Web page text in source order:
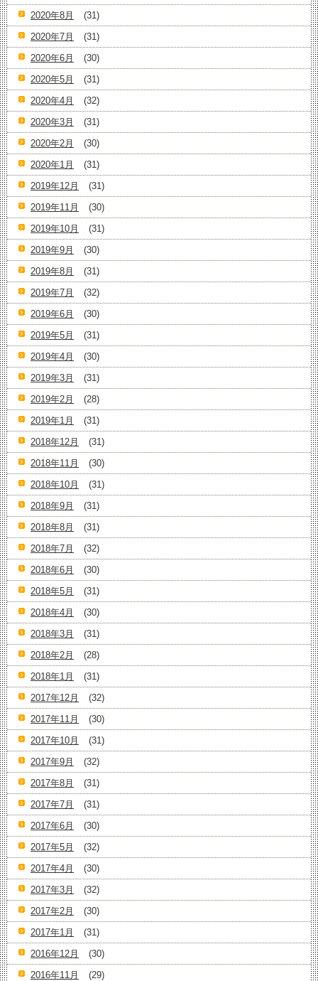
2020年8月
(31)
2020年7月
(31)
2020年6月
(30)
2020年5月
(31)
2020年4月
(32)
2020年3月
(31)
2020年2月
(30)
2020年1月
(31)
2019年12月
(31)
2019年11月
(30)
2019年10月
(31)
2019年9月
(30)
2019年8月
(31)
2019年7月
(32)
2019年6月
(30)
2019年5月
(31)
2019年4月
(30)
2019年3月
(31)
2019年2月
(28)
2019年1月
(31)
2018年12月
(31)
2018年11月
(30)
2018年10月
(31)
2018年9月
(31)
2018年8月
(31)
2018年7月
(32)
2018年6月
(30)
2018年5月
(31)
2018年4月
(30)
2018年3月
(31)
2018年2月
(28)
2018年1月
(31)
2017年12月
(32)
2017年11月
(30)
2017年10月
(31)
2017年9月
(32)
2017年8月
(31)
2017年7月
(31)
2017年6月
(30)
2017年5月
(32)
2017年4月
(30)
2017年3月
(32)
2017年2月
(30)
2017年1月
(31)
2016年12月
(30)
2016年11月
(29)